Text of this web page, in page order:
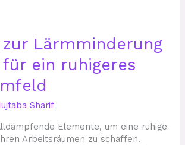
Lärmminderung
ein ruhigeres
Sharif
Elemente, um eine ruhige
Arbeitsräumen zu schaffen.